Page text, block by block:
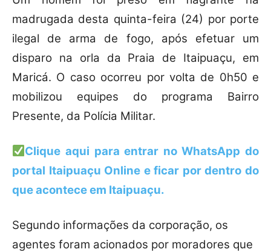
madrugada desta quinta-feira (24) por porte
ilegal de arma de fogo, após efetuar um
disparo na orla da Praia de Itaipuaçu, em
Maricá. O caso ocorreu por volta de 0h50 e
mobilizou equipes do programa Bairro
Presente, da Polícia Militar.
Clique aqui para entrar no WhatsApp do
portal Itaipuaçu Online e ficar por dentro do
que acontece em Itaipuaçu.
Segundo informações da corporação, os
agentes foram acionados por moradores que